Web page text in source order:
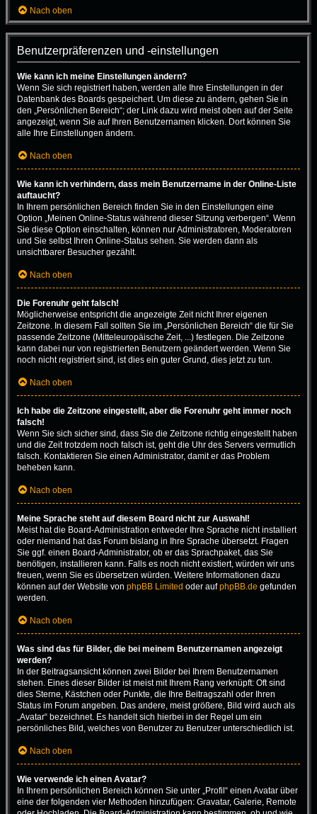
Nach oben
Benutzerpräferenzen und -einstellungen
Wie kann ich meine Einstellungen ändern?
Wenn Sie sich registriert haben, werden alle Ihre Einstellungen in der
Datenbank des Boards gespeichert. Um diese zu ändern, gehen Sie in
den „Persönlichen Bereich“; der Link dazu wird meist oben auf der Seite
angezeigt, wenn Sie auf Ihren Benutzernamen klicken. Dort können Sie
alle Ihre Einstellungen ändern.
Nach oben
Wie kann ich verhindern, dass mein Benutzername in der Online-Liste
auftaucht?
In Ihrem persönlichen Bereich finden Sie in den Einstellungen eine
Option „Meinen Online-Status während dieser Sitzung verbergen“. Wenn
Sie diese Option einschalten, können nur Administratoren, Moderatoren
und Sie selbst Ihren Online-Status sehen. Sie werden dann als
unsichtbarer Besucher gezählt.
Nach oben
Die Forenuhr geht falsch!
Möglicherweise entspricht die angezeigte Zeit nicht Ihrer eigenen
Zeitzone. In diesem Fall sollten Sie im „Persönlichen Bereich“ die für Sie
passende Zeitzone (Mitteleuropäische Zeit, ...) festlegen. Die Zeitzone
kann dabei nur von registrierten Benutzern geändert werden. Wenn Sie
noch nicht registriert sind, ist dies ein guter Grund, dies jetzt zu tun.
Nach oben
Ich habe die Zeitzone eingestellt, aber die Forenuhr geht immer noch
falsch!
Wenn Sie sich sicher sind, dass Sie die Zeitzone richtig eingestellt haben
und die Zeit trotzdem noch falsch ist, geht die Uhr des Servers vermutlich
falsch. Kontaktieren Sie einen Administrator, damit er das Problem
beheben kann.
Nach oben
Meine Sprache steht auf diesem Board nicht zur Auswahl!
Meist hat die Board-Administration entweder Ihre Sprache nicht installiert
oder niemand hat das Forum bislang in Ihre Sprache übersetzt. Fragen
Sie ggf. einen Board-Administrator, ob er das Sprachpaket, das Sie
benötigen, installieren kann. Falls es noch nicht existiert, würden wir uns
freuen, wenn Sie es übersetzen würden. Weitere Informationen dazu
können auf der Website von phpBB Limited oder aufphpBB.de gefunden
werden.
Nach oben
Was sind das für Bilder, die bei meinem Benutzernamen angezeigt
werden?
In der Beitragsansicht können zwei Bilder bei Ihrem Benutzernamen
stehen. Eines dieser Bilder ist meist mit Ihrem Rang verknüpft: Oft sind
dies Sterne, Kästchen oder Punkte, die Ihre Beitragszahl oder Ihren
Status im Forum angeben. Das andere, meist größere, Bild wird auch als
„Avatar“ bezeichnet. Es handelt sich hierbei in der Regel um ein
persönliches Bild, welches von Benutzer zu Benutzer unterschiedlich ist.
Nach oben
Wie verwende ich einen Avatar?
In Ihrem persönlichen Bereich können Sie unter „Profil“ einen Avatar über
eine der folgenden vier Methoden hinzufügen: Gravatar, Galerie, Remote